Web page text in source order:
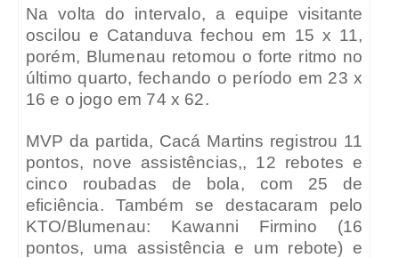
Na volta do intervalo, a equipe visitante
oscilou e Catanduva fechou em 15 x 11,
porém, Blumenau retomou o forte ritmo no
último quarto, fechando o período em 23 x
16 e o jogo em 74 x 62.
MVP da partida, Cacá Martins registrou 11
pontos, nove assistências,, 12 rebotes e
cinco roubadas de bola, com 25 de
eficiência. Também se destacaram pelo
KTO/Blumenau: Kawanni Firmino (16
pontos, uma assistência e um rebote) e